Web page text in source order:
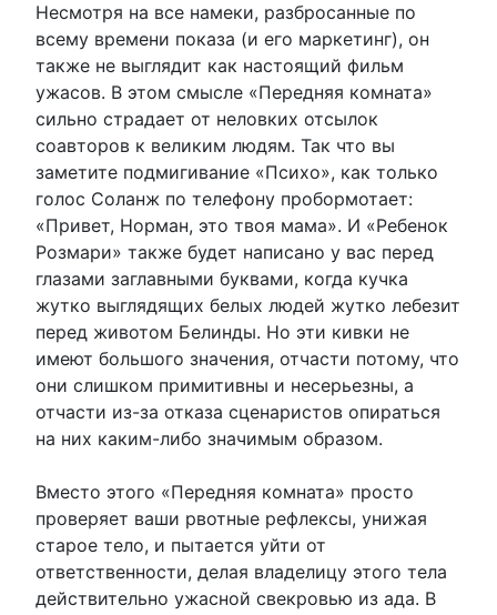
Несмотря на все намеки, разбросанные по
всему времени показа (и его маркетинг), он
также не выглядит как настоящий фильм
ужасов. В этом смысле «Передняя комната»
сильно страдает от неловких отсылок
соавторов к великим людям. Так что вы
заметите подмигивание «Психо», как только
голос Соланж по телефону пробормотает:
«Привет, Норман, это твоя мама». И «Ребенок
Розмари» также будет написано у вас перед
глазами заглавными буквами, когда кучка
жутко выглядящих белых людей жутко лебезит
перед животом Белинды. Но эти кивки не
имеют большого значения, отчасти потому, что
они слишком примитивны и несерьезны, а
отчасти из-за отказа сценаристов опираться
на них каким-либо значимым образом.
Вместо этого «Передняя комната» просто
проверяет ваши рвотные рефлексы, унижая
старое тело, и пытается уйти от
ответственности, делая владелицу этого тела
действительно ужасной свекровью из ада. В